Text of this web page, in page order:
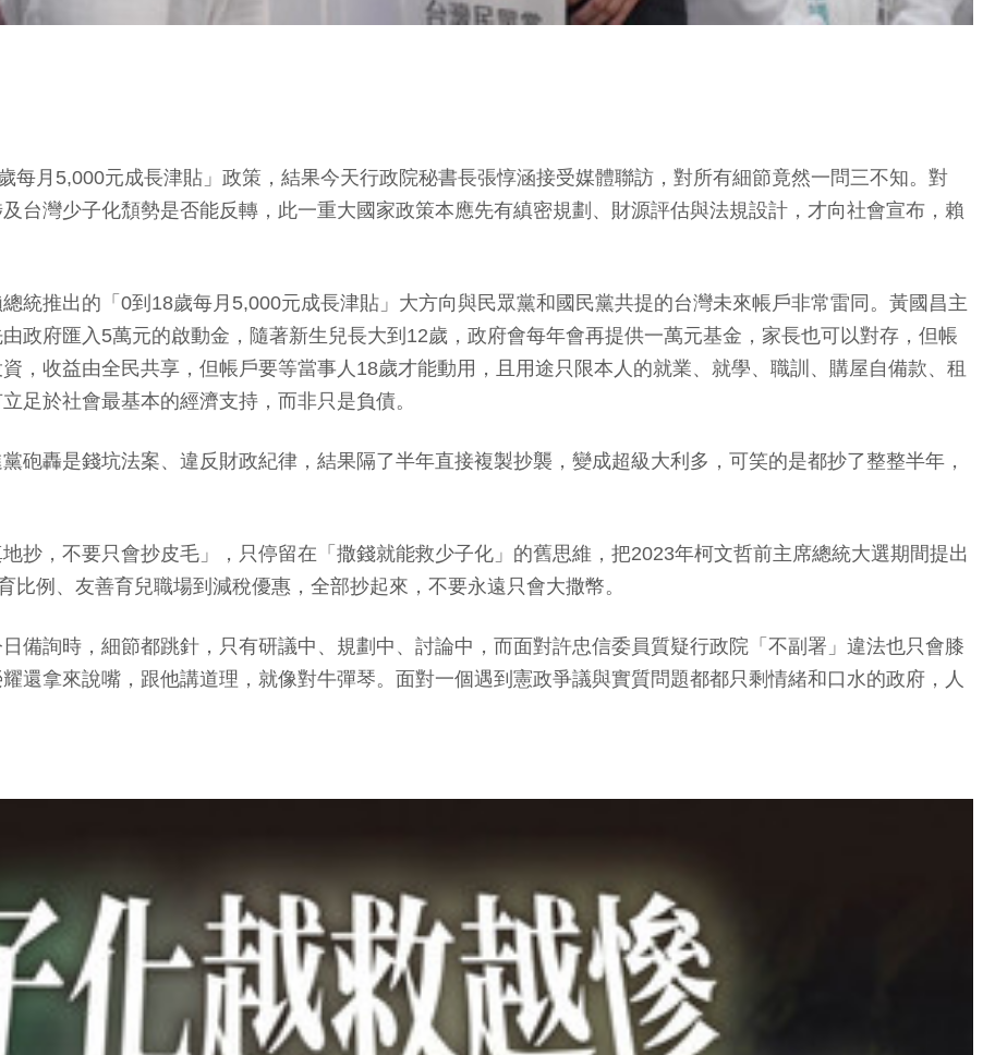
每月5,000元成長津貼」政策，結果今天行政院秘書長張惇涵接受媒體聯訪，對所有細節竟然一問三不知。對
台灣少子化頹勢是否能反轉，此一重大國家政策本應先有縝密規劃、財源評估與法規設計，才向社會宣布，賴
統推出的「0到18歲每月5,000元成長津貼」大方向與民眾黨和國民黨共提的台灣未來帳戶非常雷同。黃國昌主
政府匯入5萬元的啟動金，隨著新生兒長大到12歲，政府會每年會再提供一萬元基金，家長也可以對存，但帳
，收益由全民共享，但帳戶要等當事人18歲才能動用，且用途只限本人的就業、就學、職訓、購屋自備款、租
足於社會最基本的經濟支持，而非只是負債。
砲轟是錢坑法案、違反財政紀律，結果隔了半年直接複製抄襲，變成超級大利多，可笑的是都抄了整整半年，
抄，不要只會抄皮毛」，只停留在「撒錢就能救少子化」的舊思維，把2023年柯文哲前主席總統大選期間提出
例、友善育兒職場到減稅優惠，全部抄起來，不要永遠只會大撒幣。
備詢時，細節都跳針，只有研議中、規劃中、討論中，而面對許忠信委員質疑行政院「不副署」違法也只會膝
還拿來說嘴，跟他講道理，就像對牛彈琴。面對一個遇到憲政爭議與實質問題都都只剩情緒和口水的政府，人